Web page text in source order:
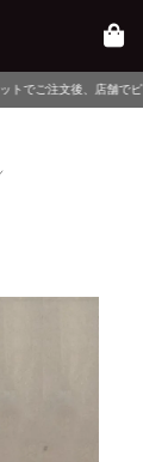
ピックアップするだけ